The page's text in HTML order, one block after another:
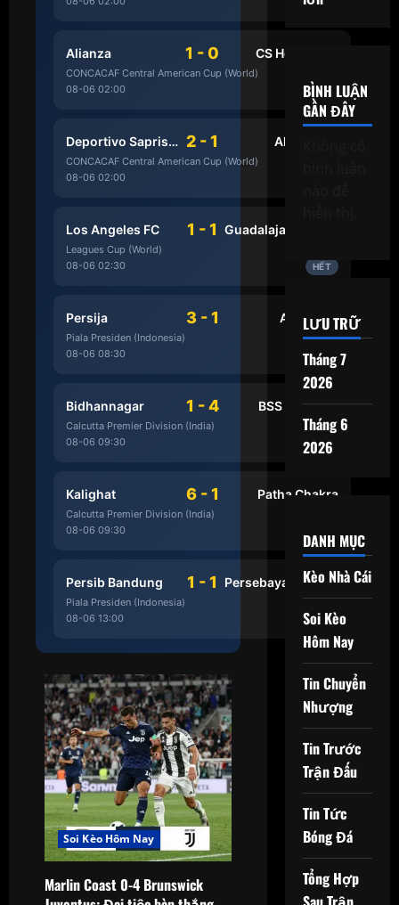
Alianza 1 - 0 CS Herediano
CONCACAF Central American Cup (World)
08-06 02:00
HẾT
Deportivo Saprissa 2 - 1 Alianza FC
CONCACAF Central American Cup (World)
08-06 02:00
Los Angeles FC 1 - 1
Leagues Cup (World)
08-06 02:30
HẾT
Persija 3 - 1 Arema FC
Piala Presiden (Indonesia)
08-06 08:30
HẾT
Bidhannagar 1 - 4 BSS Sporting
Calcutta Premier Division (India)
08-06 09:30
HẾT
Kalighat 6 - 1 Patha Chakra
Calcutta Premier Division (India)
08-06 09:30
Persib Bandung 1 - 1 Persebaya Surabaya
Piala Presiden (Indonesia)
08-06 13:00
HẾT
Soi Kèo Hôm Nay
Marlin Coast 0-4 Brunswick
BÌNH LUẬN
GẦN ĐÂY
LƯU TRỮ
Tháng 7
2026
Tháng 6
2026
DANH MỤC
Kèo Nhà Cái
Soi Kèo
Hôm Nay
Tin Chuyển
Nhượng
Tin Trước
Trận Đấu
Tin Tức
Bóng Đá
Tổng Hợp